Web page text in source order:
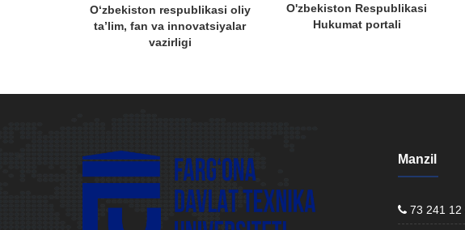
O‘zbekiston respublikasi oliy
ta’lim, fan va innovatsiyalar
vazirligi
O'zbekiston Respublikasi
Hukumat portali
Manzil
73 241 12